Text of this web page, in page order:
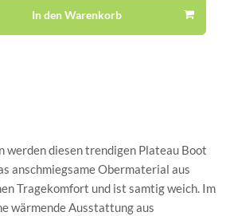
In den Warenkorb
werden diesen trendigen Plateau Boot
anschmiegsame Obermaterial aus
Tragekomfort und ist samtig weich. Im
wärmende Ausstattung aus